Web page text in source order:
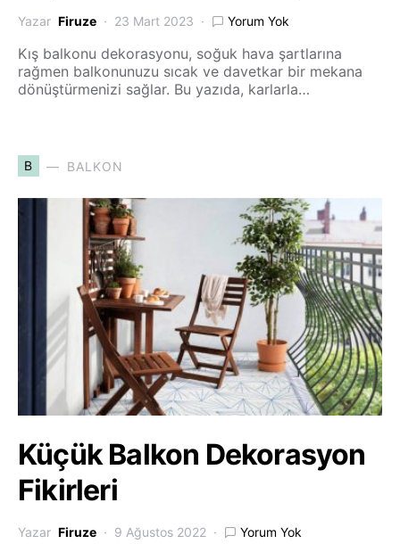
Yazar Firuze 23 Mart 2023 Yorum Yok
Kış balkonu dekorasyonu, soğuk hava şartlarına
rağmen balkonunuzu sıcak ve davetkar bir mekana
dönüştürmenizi sağlar. Bu yazıda, karlarla…
B BALKON
Küçük Balkon Dekorasyon
Fikirleri
Yazar Firuze 9 Ağustos 2022 Yorum Yok